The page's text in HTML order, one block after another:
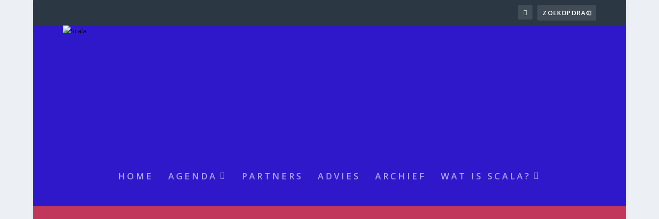
HOME AGENDA PARTNERS ADVIES ARCHIEF WAT IS SCALA?